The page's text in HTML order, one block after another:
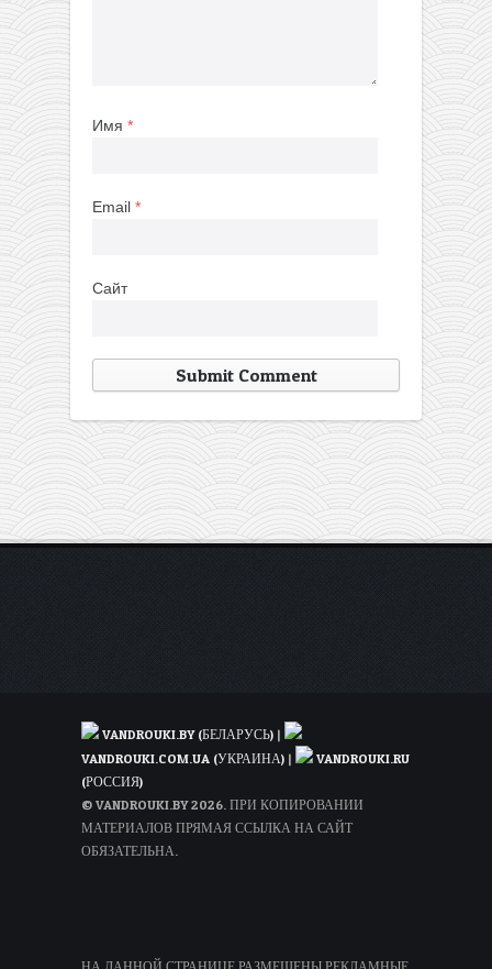
Имя *
Email *
Сайт
VANDROUKI.BY (БЕЛАРУСЬ) |
VANDROUKI.COM.UA (УКРАИНА) |
VANDROUKI.RU
(РОССИЯ)
© VANDROUKI.BY 2026. ПРИ КОПИРОВАНИИ
МАТЕРИАЛОВ ПРЯМАЯ ССЫЛКА НА САЙТ
ОБЯЗАТЕЛЬНА.